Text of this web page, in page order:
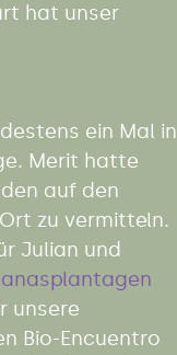
hat unser
ein Mal in
Merit hatte
auf den
zu vermitteln.
Julian und
unsere
Bio-Encuentro